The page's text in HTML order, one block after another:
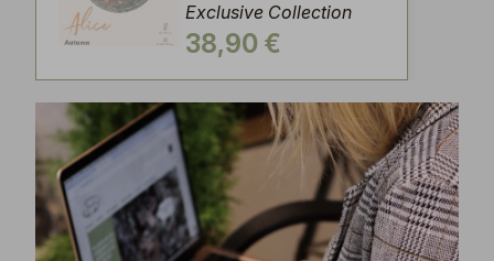
Exclusive Collection
38,90 €